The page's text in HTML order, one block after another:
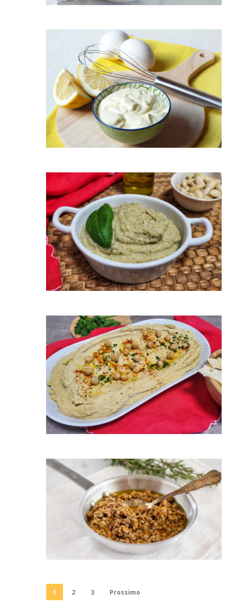
1 2 3 Prossimo